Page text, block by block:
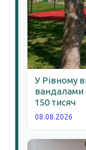
У Рівному
вандалами
150 тисяч
08.08.2026